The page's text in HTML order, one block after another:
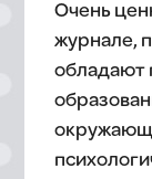
Очень
журнале,
обладают